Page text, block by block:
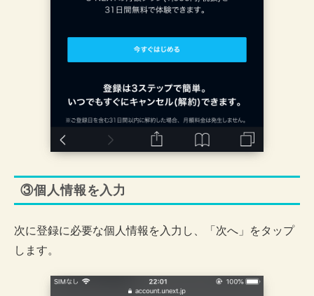
③個人情報を入力
次に登録に必要な個人情報を入力し、「次へ」をタップ
します。